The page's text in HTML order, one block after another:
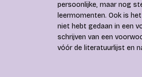
persoonlijke, maar nog
leermomenten. Ook is
niet hebt gedaan in een
schrijven van een
vóór de literatuurlijst en